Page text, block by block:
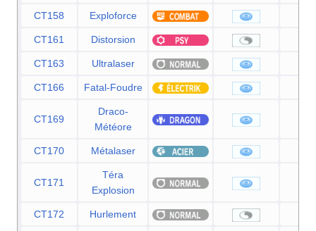
CT158 Exploforce
CT161 Distorsion
CT163 Ultralaser
CT166 Fatal-Foudre
CT169
Draco-
Météore
CT170 Métalaser
CT171
Téra
Explosion
CT172 Hurlement